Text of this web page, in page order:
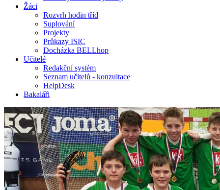
Žáci
Rozvrh hodin tříd
Suplování
Projekty
Průkazy ISIC
Docházka BELLhop
Učitelé
Redakční systém
Seznam učitelů - konzultace
HelpDesk
Bakaláři